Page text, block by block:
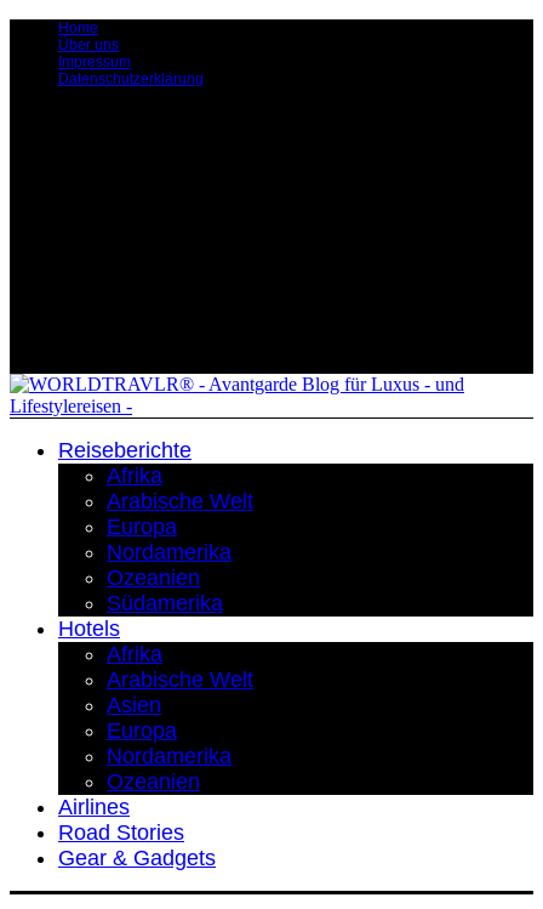
Home
Über uns
Impressum
Datenschutzerklärung
Reiseberichte
Afrika
Arabische Welt
Europa
Nordamerika
Ozeanien
Südamerika
Hotels
Afrika
Arabische Welt
Asien
Europa
Nordamerika
Ozeanien
Airlines
Road Stories
Gear & Gadgets